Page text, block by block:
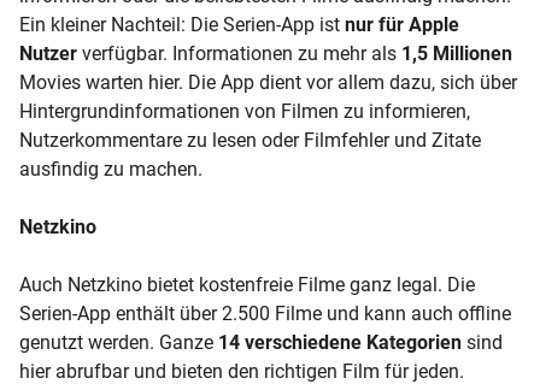
Ein kleiner Nachteil: Die Serien-App ist nur für Apple
Nutzer verfügbar. Informationen zu mehr als 1,5 Millionen
Movies warten hier. Die App dient vor allem dazu, sich über
Hintergrundinformationen von Filmen zu informieren,
Nutzerkommentare zu lesen oder Filmfehler und Zitate
ausfindig zu machen.
Netzkino
Auch Netzkino bietet kostenfreie Filme ganz legal. Die
Serien-App enthält über 2.500 Filme und kann auch offline
genutzt werden. Ganze 14 verschiedene Kategorien sind
hier abrufbar und bieten den richtigen Film für jeden.